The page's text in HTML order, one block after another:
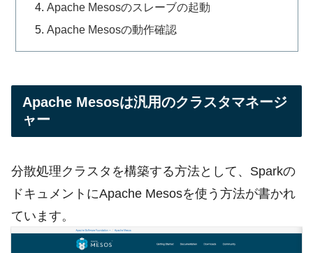
Apache Mesosのスレーブの起動
Apache Mesosの動作確認
Apache Mesosは汎用のクラスタマネージ
ャー
分散処理クラスタを構築する方法として、Sparkの
ドキュメントにApache Mesosを使う方法が書かれ
ています。